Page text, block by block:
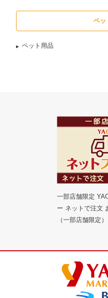
ペッ
ペット用品
一部店舗限定
ー ネットで注文
（一部店舗限定）